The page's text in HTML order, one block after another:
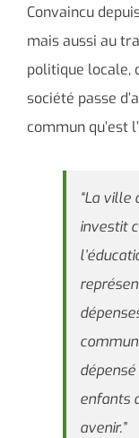
Convaincu
mais aussi au
politique locale,
société passe
commun qu’est
“La ville
investit
enfants
avenir.”